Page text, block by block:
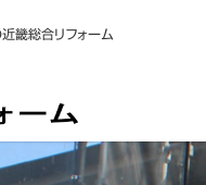
畿総合リフォーム